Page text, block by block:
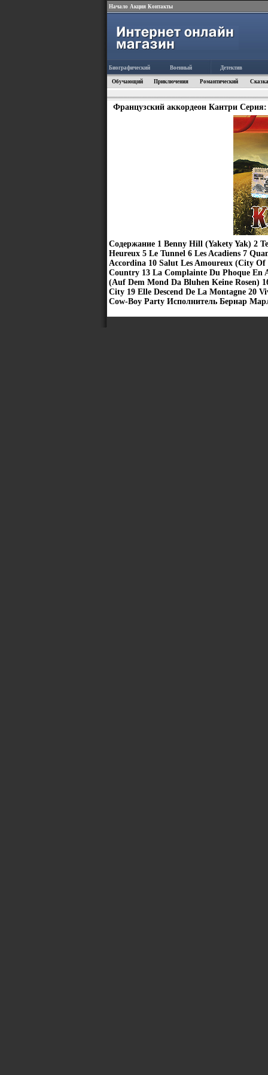
Начало Акция Контакты
Биографический Военный Детектив
Обучающий Приключения Романтический
Французский аккордеон Кантри
Содержание 1 Benny Hill (Yakety Yak) 2
Heureux 5 Le Tunnel 6 Les Acadiens 7
Accordina 10 Salut Les Amoureux (City Of
Country 13 La Complainte Du Phoque En
(Auf Dem Mond Da Bluhen Keine Rosen)
City 19 Elle Descend De La Montagne 20
Cow-Boy Party Исполнитель Бернар